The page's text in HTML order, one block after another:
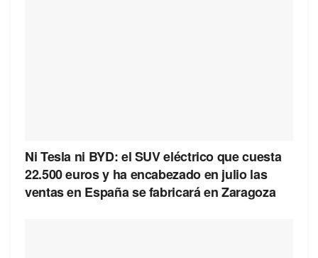
Ni Tesla ni BYD: el SUV eléctrico que cuesta
22.500 euros y ha encabezado en julio las
ventas en España se fabricará en Zaragoza